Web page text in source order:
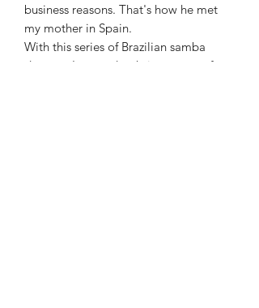
business reasons. That's how he met
my mother in Spain.
With this series of Brazilian samba
dancers, I wanted to bring a part of my